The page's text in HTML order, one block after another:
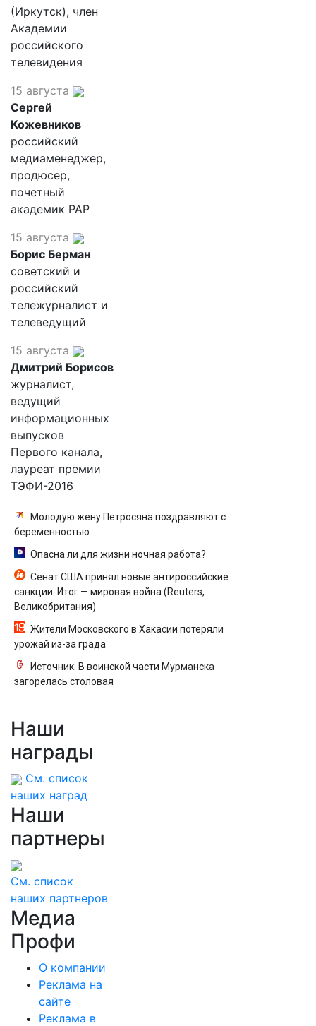
(Иркутск), член
Академии
российского
телевидения
15 августа
Сергей
Кожевников
российский
медиаменеджер,
продюсер,
почетный
академик РАР
15 августа
Борис Берман
советский и
российский
тележурналист и
телеведущий
15 августа
Дмитрий Борисов
журналист,
ведущий
информационных
выпусков
Первого канала,
лауреат премии
ТЭФИ-2016
Молодую жену Петросяна поздравляют с
беременностью
Опасна ли для жизни ночная работа?
Сенат США принял новые антироссийские
санкции. Итог — мировая война (Reuters,
Великобритания)
Жители Московского в Хакасии потеряли
урожай из-за града
Источник: В воинской части Мурманска
загорелась столовая
Наши
награды
См. список
наших наград
Наши
партнеры
См. список
наших партнеров
Медиа
Профи
О компании
Реклама на
сайте
Реклама в